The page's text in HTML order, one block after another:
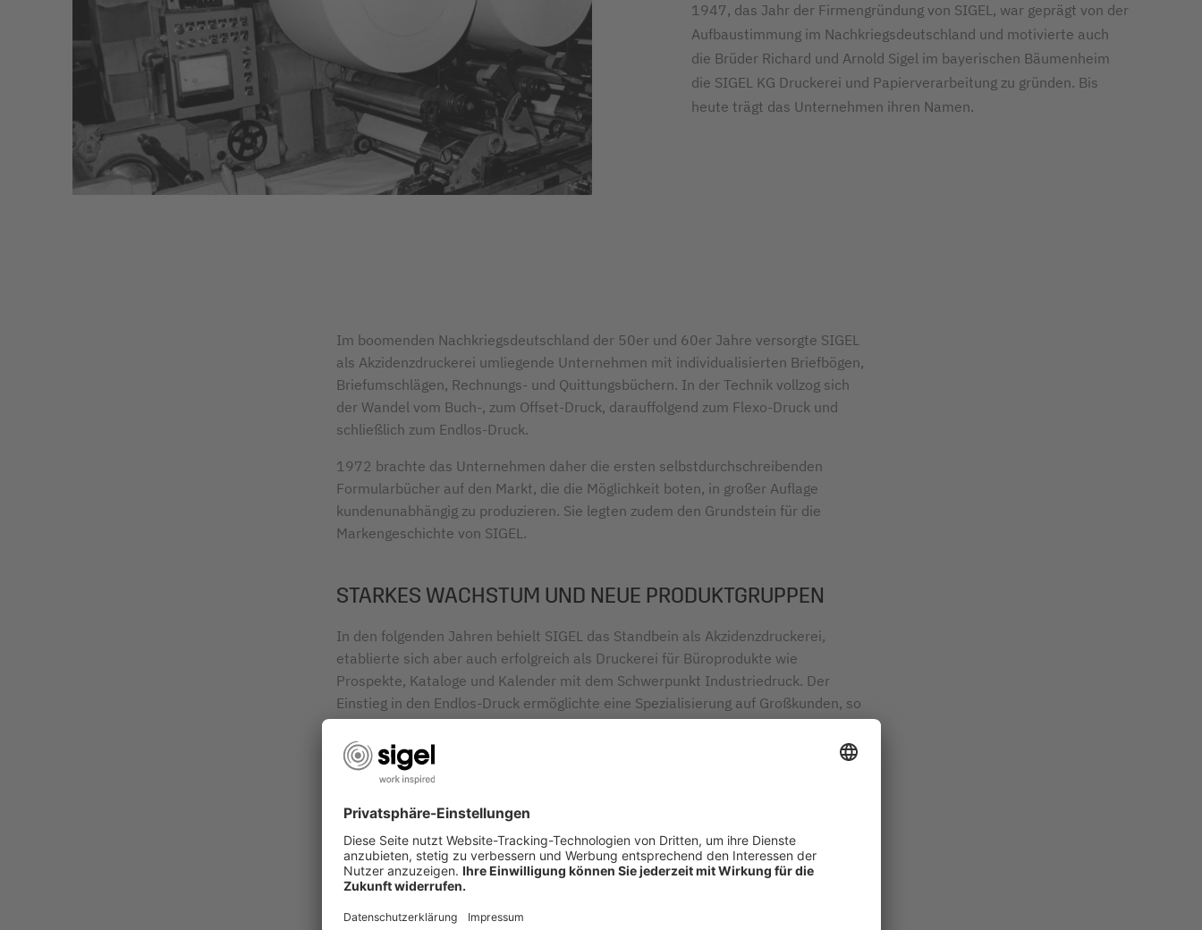
1947, das Jahr der Firmengründung von SIGEL, war geprägt von der
Aufbaustimmung im Nachkriegsdeutschland und motivierte auch
die Brüder Richard und Arnold Sigel im bayerischen Bäumenheim
die SIGEL KG Druckerei und Papierverarbeitung zu gründen. Bis
heute trägt das Unternehmen ihren Namen.
Im boomenden Nachkriegsdeutschland der 50er und 60er Jahre versorgte SIGEL
als Akzidenzdruckerei umliegende Unternehmen mit individualisierten Briefbögen,
Briefumschlägen, Rechnungs- und Quittungsbüchern. In der Technik vollzog sich
der Wandel vom Buch-, zum Offset-Druck, darauffolgend zum Flexo-Druck und
schließlich zum Endlos-Druck.
1972 brachte das Unternehmen daher die ersten selbstdurchschreibenden
Formularbücher auf den Markt, die die Möglichkeit boten, in großer Auflage
kundenunabhängig zu produzieren. Sie legten zudem den Grundstein für die
Markengeschichte von SIGEL.
STARKES WACHSTUM UND NEUE PRODUKTGRUPPEN
In den folgenden Jahren behielt SIGEL das Standbein als Akzidenzdruckerei,
etablierte sich aber auch erfolgreich als Druckerei für Büroprodukte wie
Prospekte, Kataloge und Kalender mit dem Schwerpunkt Industriedruck. Der
Einstieg in den Endlos-Druck ermöglichte eine Spezialisierung auf Großkunden, so
dass SIGEL neben dem bisherigen Kundenstamm nun 80 Großhändler in ganz
Deutschland belieferte. Als Resultat des starken Wachstums wird in den 70er
Jahren das neue Firmengelände in Mertingen visionär geplant und gebaut.
PC und Drucker verändern nicht nur die Arbeit im Büro, sie halten auch Einzug in
erstmals farbig gedruckt. Das schafft eine veränderte Nachfrage, auf die SIGEL
mit neuen Produkten reagiert. Neben Design- und Fotopapieren gibt es individuell
gestaltbare Visitenkarten, die selbst ausgedruckt werden können. Zahlreiches
Zubehör ergänzt das Sortiment, das SIGEL nun auch auf der Großfläche und im